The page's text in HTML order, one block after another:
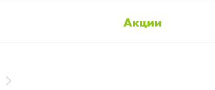
Акции